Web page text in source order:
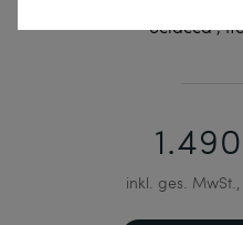
Sciacca“,
inkl. ges.